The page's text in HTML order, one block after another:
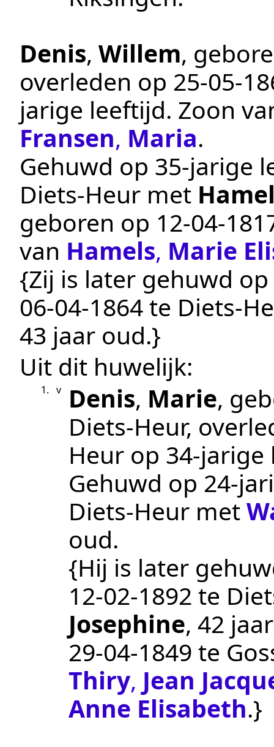
Denis, Willem,
overleden op
jarige leeftijd. Zoon
Fransen, Maria.
Gehuwd op 35-jarige
Diets-Heur met
geboren op
van Hamels, Marie
{Zij is later gehuwd
06‑04‑1864te Diets-
43 jaar oud.}
Uit dit huwelijk:
1. v Denis, Marie,
Diets-Heur,
Heur op 34-jarige
Gehuwd op 24-
Diets-Heur met
oud.
{Hij is later
12‑02‑1892 te
Josephine, 42
29‑04‑1849 te
Thiry, Jean
Anne Elisabeth.}